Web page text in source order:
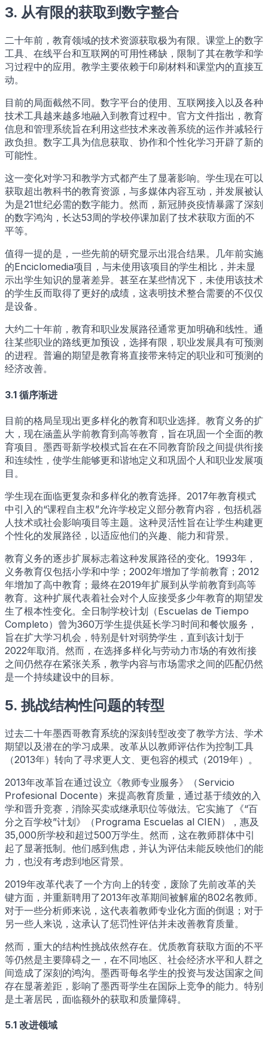
3. 从有限的获取到数字整合
二十年前，教育领域的技术资源获取极为有限。课堂上的数字
工具、在线平台和互联网的可用性稀缺，限制了其在教学和学
习过程中的应用。教学主要依赖于印刷材料和课堂内的直接互
动。
目前的局面截然不同。数字平台的使用、互联网接入以及各种
技术工具越来越多地融入到教育过程中。官方文件指出，教育
信息和管理系统旨在利用这些技术来改善系统的运作并减轻行
政负担。数字工具为信息获取、协作和个性化学习开辟了新的
可能性。
这一变化对学习和教学方式都产生了显著影响。学生现在可以
获取超出教科书的教育资源，与多媒体内容互动，并发展被认
为是21世纪必需的数字能力。然而，新冠肺炎疫情暴露了深刻
的数字鸿沟，长达53周的学校停课加剧了技术获取方面的不
平等。
值得一提的是，一些先前的研究显示出混合结果。几年前实施
的Enciclomedia项目，与未使用该项目的学生相比，并未显
示出学生知识的显著差异。甚至在某些情况下，未使用该技术
的学生反而取得了更好的成绩，这表明技术整合需要的不仅仅
是设备。
大约二十年前，教育和职业发展路径通常更加明确和线性。通
往某些职业的路线更加预设，选择有限，职业发展具有可预测
的进程。普遍的期望是教育将直接带来特定的职业和可预测的
经济改善。
3.1 循序渐进
目前的格局呈现出更多样化的教育和职业选择。教育义务的扩
大，现在涵盖从学前教育到高等教育，旨在巩固一个全面的教
育项目。墨西哥新学校模式旨在在不同教育阶段之间提供衔接
和连续性，使学生能够更和谐地定义和巩固个人和职业发展项
目。
学生现在面临更复杂和多样化的教育选择。2017年教育模式
中引入的“课程自主权”允许学校定义部分教育内容，包括机器
人技术或社会影响项目等主题。这种灵活性旨在让学生构建更
个性化的发展路径，以适应他们的兴趣、能力和背景。
教育义务的逐步扩展标志着这种发展路径的变化。1993年，
义务教育仅包括小学和中学；2002年增加了学前教育；2012
年增加了高中教育；最终在2019年扩展到从学前教育到高等
教育。这种扩展代表着社会对个人应接受多少年教育的期望发
生了根本性变化。全日制学校计划（Escuelas de Tiempo
Completo）曾为360万学生提供延长学习时间和餐饮服务，
旨在扩大学习机会，特别是针对弱势学生，直到该计划于
2022年取消。然而，在选择多样化与劳动力市场的有效衔接
之间仍然存在紧张关系，教学内容与市场需求之间的匹配仍然
是一个持续建设中的目标。
5. 挑战结构性问题的转型
过去二十年墨西哥教育系统的深刻转型改变了教学方法、学术
期望以及潜在的学习成果。改革从以教师评估作为控制工具
（2013年）转向了寻求更人文、更包容的模式（2019年）。
2013年改革旨在通过设立《教师专业服务》（Servicio
Profesional Docente）来提高教育质量，通过基于绩效的入
学和晋升竞赛，消除买卖或继承职位等做法。它实施了《“百
分之百学校”计划》（Programa Escuelas al CIEN），惠及
35,000所学校和超过500万学生。然而，这在教师群体中引
起了显著抵制。他们感到焦虑，并认为评估未能反映他们的能
力，也没有考虑到地区背景。
2019年改革代表了一个方向上的转变，废除了先前改革的关
键方面，并重新聘用了2013年改革期间被解雇的802名教师。
对于一些分析师来说，这代表着教师专业化方面的倒退；对于
另一些人来说，这承认了惩罚性评估并未改善教育质量。
然而，重大的结构性挑战依然存在。优质教育获取方面的不平
等仍然是主要障碍之一，在不同地区、社会经济水平和人群之
间造成了深刻的鸿沟。墨西哥每名学生的投资与发达国家之间
存在显著差距，影响了墨西哥学生在国际上竞争的能力。特别
是土著居民，面临额外的获取和质量障碍。
5.1 改进领域